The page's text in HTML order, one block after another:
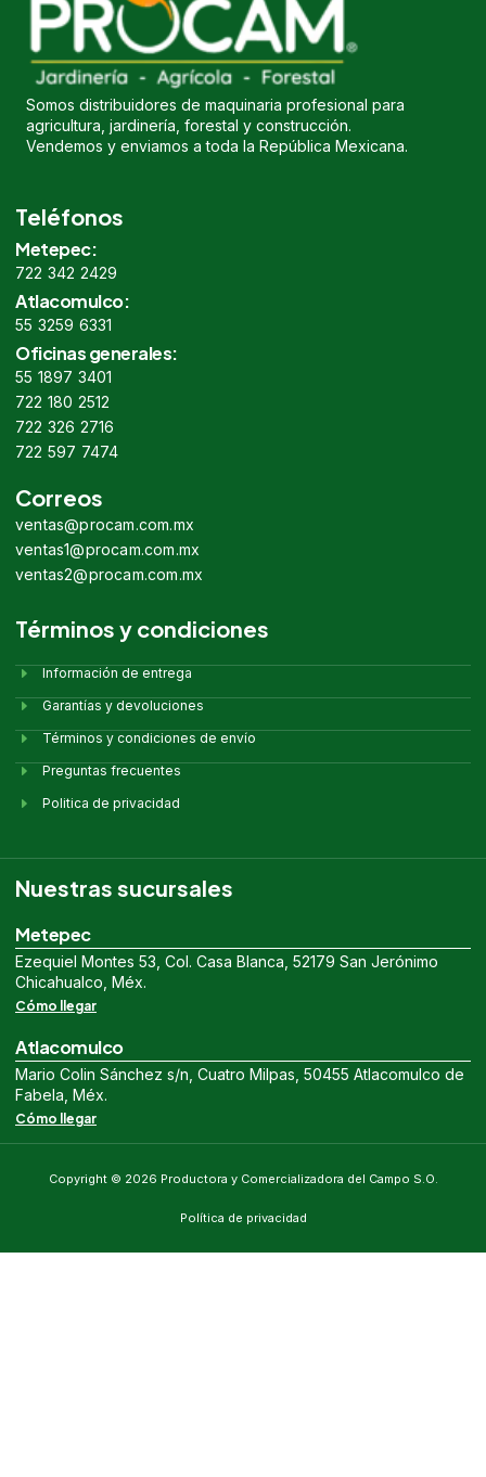
Somos distribuidores de maquinaria profesional para
agricultura, jardinería, forestal y construcción.
Vendemos y enviamos a toda la República Mexicana.
Teléfonos
Metepec:
722 342 2429
Atlacomulco:
55 3259 6331
Oficinas generales:
55 1897 3401
722 180 2512
722 326 2716
722 597 7474
Correos
ventas@procam.com.mx
ventas1@procam.com.mx
ventas2@procam.com.mx
Términos y condiciones
Información de entrega
Garantías y devoluciones
Términos y condiciones de envío
Preguntas frecuentes
Politica de privacidad
Nuestras sucursales
Metepec
Ezequiel Montes 53, Col. Casa Blanca, 52179 San Jerónimo
Chicahualco, Méx.
Cómo llegar
Atlacomulco
Mario Colin Sánchez s/n, Cuatro Milpas, 50455 Atlacomulco de
Fabela, Méx.
Cómo llegar
Copyright © 2026 Productora y Comercializadora del Campo S.O.
Política de privacidad